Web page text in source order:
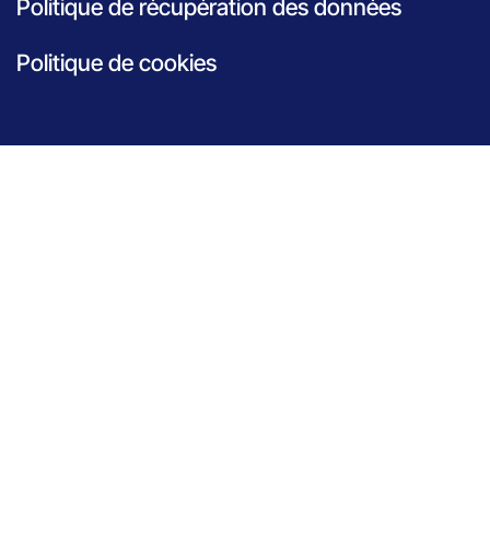
Politique de récupération des données
Politique de cookies